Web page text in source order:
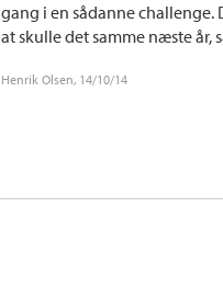
gang i en sådanne challenge.
at skulle det samme næste år,
Henrik Olsen, 14/10/14